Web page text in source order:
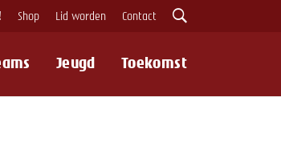
Shop Lid worden Contact
Jeugd Toekomst